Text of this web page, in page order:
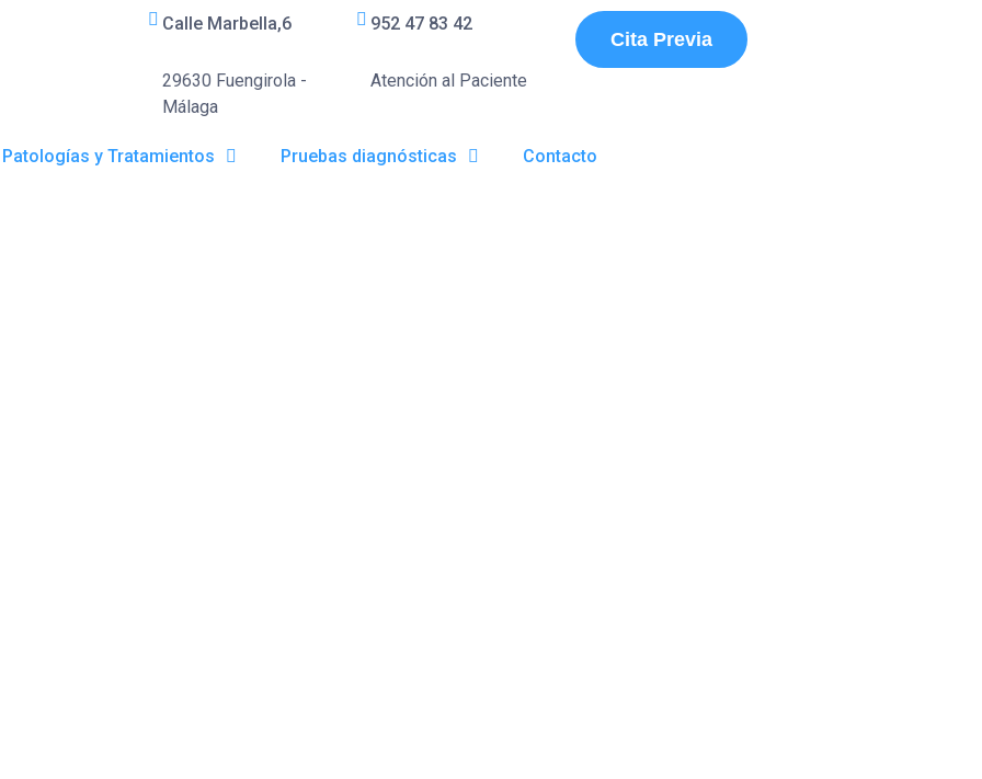
Calle Marbella,6
29630 Fuengirola -
Málaga
952 47 83 42
Atención al Paciente
Cita Previa
Patologías y Tratamientos Pruebas diagnósticas Contacto